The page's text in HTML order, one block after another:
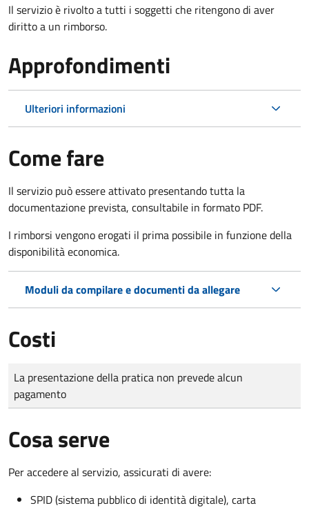
Il servizio è rivolto a tutti i soggetti che ritengono di aver
diritto a un rimborso.
Approfondimenti
Ulteriori informazioni
Come fare
Il servizio può essere attivato presentando tutta la
documentazione prevista, consultabile in formato PDF.
I rimborsi vengono erogati il prima possibile in funzione della
disponibilità economica.
Moduli da compilare e documenti da allegare
Costi
Tipo di pagamento
Importo
La presentazione della pratica non prevede alcun
pagamento
Cosa serve
Per accedere al servizio, assicurati di avere:
SPID (sistema pubblico di identità digitale), carta